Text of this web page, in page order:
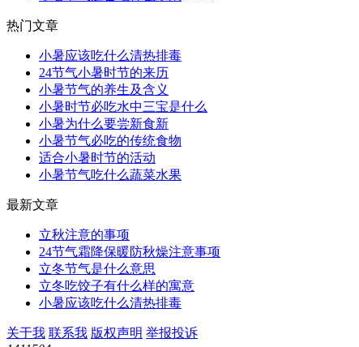
热门文章
小暑应该吃什么清热排毒
24节气小暑时节的来历
小暑节气的养生及含义
小暑时节必吃水中三宝是什么
小暑为什么要尝新食新
小暑节气必吃的传统食物
适合小暑时节的活动
小暑节气吃什么蔬菜水果
最新文章
立秋注意的事项
24节气霜降保暖防秋燥注意事项
立冬节气是什么意思
立冬吃饺子有什么样的寓意
小暑应该吃什么清热排毒
关于我 联系我 版权声明 举报投诉